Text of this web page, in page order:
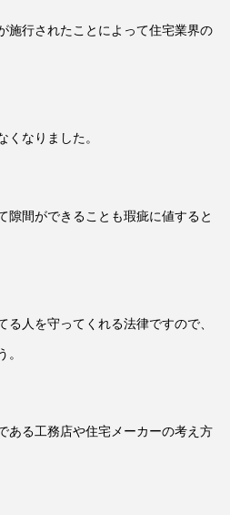
施行されたことによって住宅業界の
くなりました。
隙間ができることも瑕疵に値すると
る人を守ってくれる法律ですので、
。
ある工務店や住宅メーカーの考え方